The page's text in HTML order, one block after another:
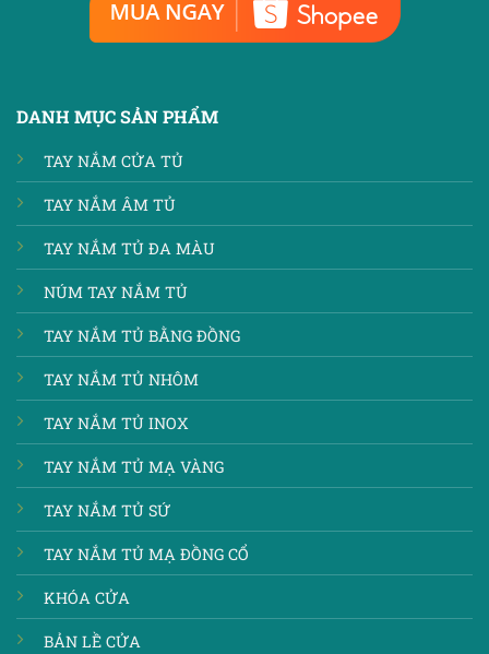
DANH MỤC SẢN PHẨM
TAY NẮM CỬA TỦ
TAY NẮM ÂM TỦ
TAY NẮM TỦ ĐA MÀU
NÚM TAY NẮM TỦ
TAY NẮM TỦ BẰNG ĐỒNG
TAY NẮM TỦ NHÔM
TAY NẮM TỦ INOX
TAY NẮM TỦ MẠ VÀNG
TAY NẮM TỦ SỨ
TAY NẮM TỦ MẠ ĐỒNG CỔ
KHÓA CỬA
BẢN LỀ CỬA